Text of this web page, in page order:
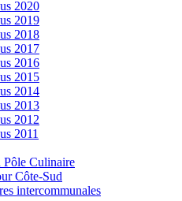
2020
2019
2018
2017
2016
2015
2014
2013
2012
2011
Pôle Culinaire
Côte-Sud
intercommunales